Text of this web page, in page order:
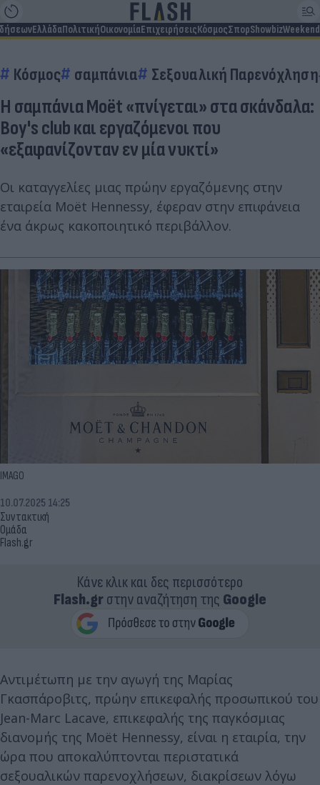
ΕλλάδαΠολιτικήΟικονομίαΕπιχειρήσειςΚόσμοςΣπορShowbizWeekend
Κόσμος σαμπάνια Σεξουαλική Παρενόχληση
Η σαμπάνια Moët «πνίγεται» στα σκάνδαλα:
Boy's club και εργαζόμενοι που
«εξαφανίζονταν εν μία νυκτί»
Οι καταγγελίες μιας πρώην εργαζόμενης στην
εταιρεία Moët Hennessy, έφεραν στην επιφάνεια
ένα άκρως κακοποιητικό περιβάλλον.
IMAGO
Συντακτική
Ομάδα
Flash.gr
10.07.2025 14:25
Κάνε κλικ και δες περισσότερο
Flash.grστην αναζήτηση της Google
Αντιμέτωπη με την αγωγή της Μαρίας
Γκασπάροβιτς, πρώην επικεφαλής προσωπικού του
Jean-Marc Lacave, επικεφαλής της παγκόσμιας
διανομής της Moët Hennessy, είναι η εταιρία, την
ώρα που αποκαλύπτονται περιστατικά
σεξουαλικών παρενοχλήσεων, διακρίσεων λόγω